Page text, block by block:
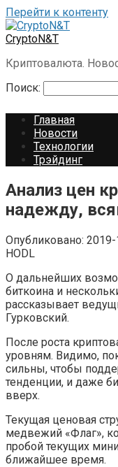
Перейти к контенту
CryptoN&T
Криптовалюта.
Поиск:
Главная
Новости
Технологии
Трэйдинг
Анализ цен
надежду,
Опубликовано:
HODL
О дальнейших
биткоина и
рассказывает
Гурковский.
После роста
уровням. Видимо,
сильны, чтобы
тенденции, и даже
вверх.
Текущая ценовая
медвежий «Флаг»,
пробой текущих
ближайшее время.